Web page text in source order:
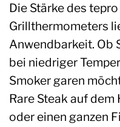
Die Stärke des
Grillthermometers
Anwendbarkeit. Ob
bei niedriger
Smoker garen
Rare Steak auf
oder einen ganzen